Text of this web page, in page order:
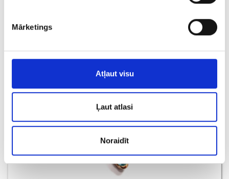
Mārketings
Atļaut visu
Ļaut atlasi
Noraidīt
Gredzens ar briljantiem (0.03ct), smaragdu (0.05ct) 710-1261
PIEVIENOT GROZAM